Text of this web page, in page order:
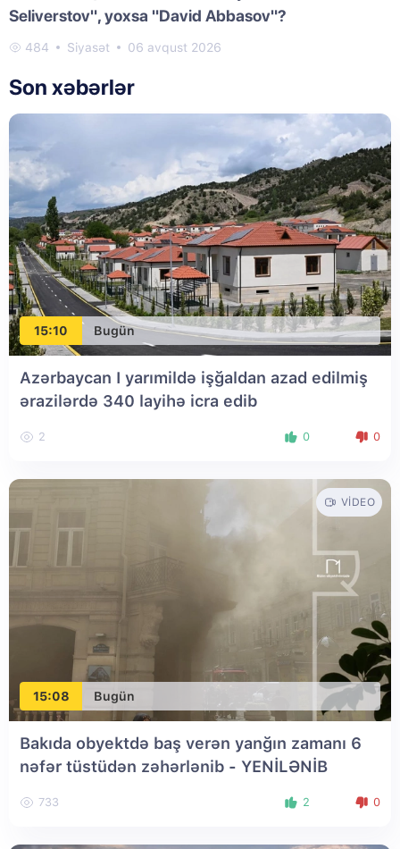
Seliverstov", yoxsa "David Abbasov"?
484 Siyasət 06 avqust 2026
Son xəbərlər
15:10 Bugün
Azərbaycan I yarımildə işğaldan azad edilmiş
ərazilərdə 340 layihə icra edib
2 0 0
15:08 Bugün
VIDEO
Bakıda obyektdə baş verən yanğın zamanı 6
nəfər tüstüdən zəhərlənib - YENİLƏNİB
733 2 0